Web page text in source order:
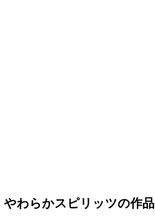
やわらかスピリッツの作品